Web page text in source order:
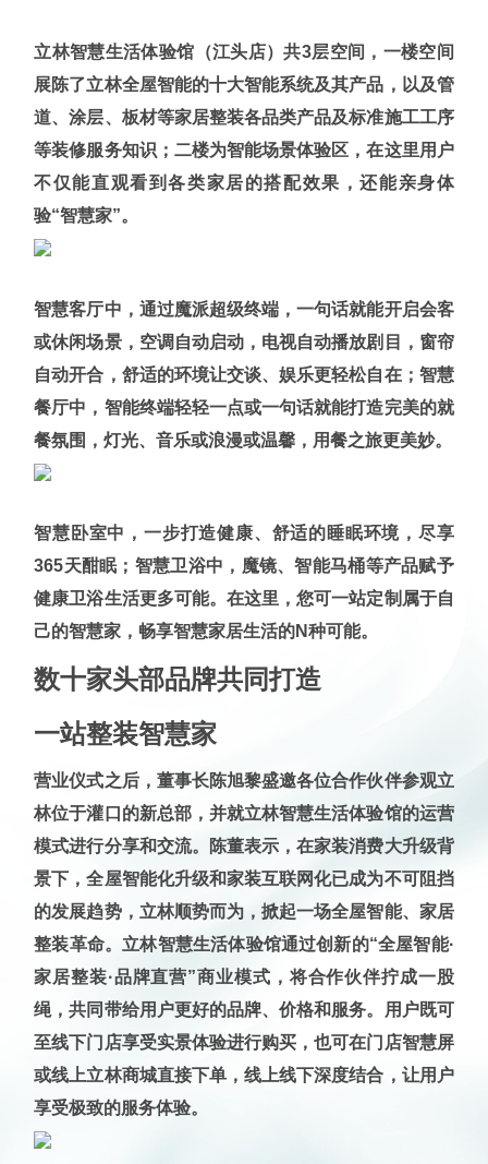
立林智慧生活体验馆（江头店）共3层空间，一楼空间
展陈了立林全屋智能的十大智能系统及其产品，以及管
道、涂层、板材等家居整装各品类产品及标准施工工序
等装修服务知识；二楼为智能场景体验区，在这里用户
不仅能直观看到各类家居的搭配效果，还能亲身体
验“智慧家”。
智慧客厅中，通过魔派超级终端，一句话就能开启会客
或休闲场景，空调自动启动，电视自动播放剧目，窗帘
自动开合，舒适的环境让交谈、娱乐更轻松自在；智慧
餐厅中，智能终端轻轻一点或一句话就能打造完美的就
餐氛围，灯光、音乐或浪漫或温馨，用餐之旅更美妙。
智慧卧室中，一步打造健康、舒适的睡眠环境，尽享
365天酣眠；智慧卫浴中，魔镜、智能马桶等产品赋予
健康卫浴生活更多可能。在这里，您可一站定制属于自
己的智慧家，畅享智慧家居生活的N种可能。
数十家头部品牌共同打造
一站整装智慧家
营业仪式之后，董事长陈旭黎盛邀各位合作伙伴参观立
林位于灌口的新总部，并就立林智慧生活体验馆的运营
模式进行分享和交流。陈董表示，在家装消费大升级背
景下，全屋智能化升级和家装互联网化已成为不可阻挡
的发展趋势，立林顺势而为，掀起一场全屋智能、家居
整装革命。 立林智慧生活体验馆通过创新的“全屋智能·
家居整装·品牌直营”商业模式，将合作伙伴拧成一股
绳，共同带给用户更好的品牌、价格和服务。
用户既可
至线下门店享受实景体验进行购买，也可在门店智慧屏
或线上立林商城直接下单，线上线下深度结合，让用户
享受极致的服务体验。